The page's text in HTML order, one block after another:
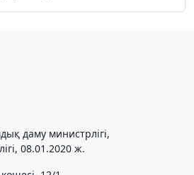
даму министрлігі,
08.01.2020 ж.